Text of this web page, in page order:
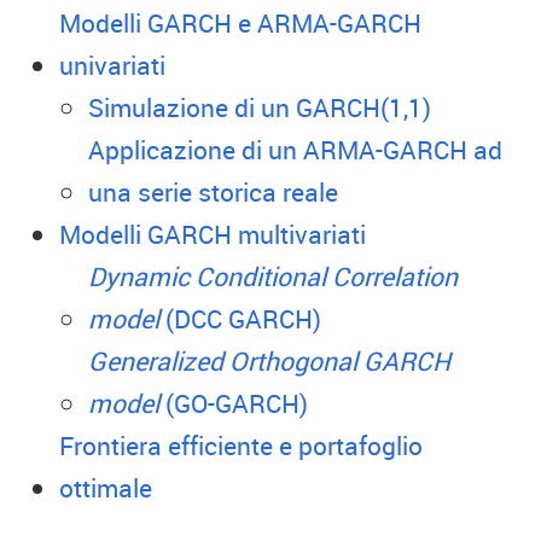
Modelli GARCH e ARMA-GARCH
univariati
Simulazione di un GARCH(1,1)
Applicazione di un ARMA-GARCH ad
una serie storica reale
Modelli GARCH multivariati
Dynamic Conditional Correlation
model(DCC GARCH)
Generalized Orthogonal GARCH
model(GO-GARCH)
Frontiera efficiente e portafoglio
ottimale